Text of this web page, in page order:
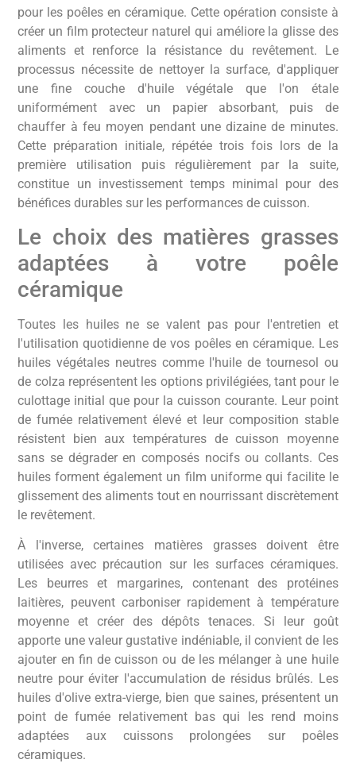
pour les poêles en céramique. Cette opération consiste à
créer un film protecteur naturel qui améliore la glisse des
aliments et renforce la résistance du revêtement. Le
processus nécessite de nettoyer la surface, d'appliquer
une fine couche d'huile végétale que l'on étale
uniformément avec un papier absorbant, puis de
chauffer à feu moyen pendant une dizaine de minutes.
Cette préparation initiale, répétée trois fois lors de la
première utilisation puis régulièrement par la suite,
constitue un investissement temps minimal pour des
bénéfices durables sur les performances de cuisson.
Le choix des matières grasses
adaptées à votre poêle
céramique
Toutes les huiles ne se valent pas pour l'entretien et
l'utilisation quotidienne de vos poêles en céramique. Les
huiles végétales neutres comme l'huile de tournesol ou
de colza représentent les options privilégiées, tant pour le
culottage initial que pour la cuisson courante. Leur point
de fumée relativement élevé et leur composition stable
résistent bien aux températures de cuisson moyenne
sans se dégrader en composés nocifs ou collants. Ces
huiles forment également un film uniforme qui facilite le
glissement des aliments tout en nourrissant discrètement
le revêtement.
À l'inverse, certaines matières grasses doivent être
utilisées avec précaution sur les surfaces céramiques.
Les beurres et margarines, contenant des protéines
laitières, peuvent carboniser rapidement à température
moyenne et créer des dépôts tenaces. Si leur goût
apporte une valeur gustative indéniable, il convient de les
ajouter en fin de cuisson ou de les mélanger à une huile
neutre pour éviter l'accumulation de résidus brûlés. Les
huiles d'olive extra-vierge, bien que saines, présentent un
point de fumée relativement bas qui les rend moins
adaptées aux cuissons prolongées sur poêles
céramiques.